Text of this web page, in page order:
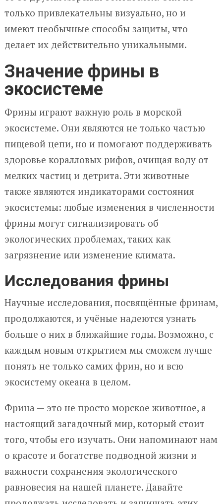
только привлекательны визуально, но и
имеют необычные способы защиты, что
делает их действительно уникальными.
Значение фрины в
экосистеме
Фрины играют важную роль в морской
экосистеме. Они являются не только частью
пищевой цепи, но и помогают поддерживать
здоровье коралловых рифов, очищая воду от
мелких частиц и детрита. Эти животные
также являются индикаторами состояния
экосистемы: любые изменения в численности
фрины могут сигнализировать об
экологических проблемах, таких как
загрязнение или изменение климата.
Исследования фрины
Научные исследования, посвящённые фринам,
продолжаются, и учёные надеются узнать
больше о них в ближайшие годы. Возможно, с
каждым новым открытием мы сможем лучше
понять не только самих фрин, но и всю
экосистему океана в целом.
Фрина — это не просто морское животное, а
настоящий загадочный мир, который стоит
того, чтобы его изучать. Они напоминают нам
о красоте и богатстве подводной жизни и
важности сохранения экологического
равновесия на нашей планете. Давайте